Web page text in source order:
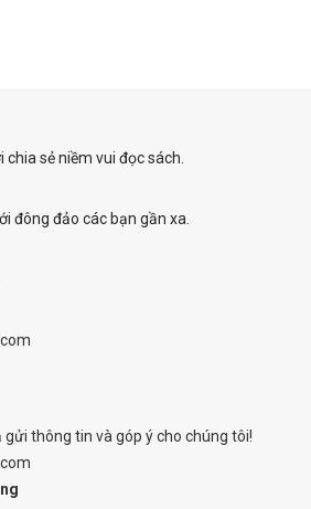
sẻ niềm vui đọc sách.
đông đảo các bạn gần xa.
gửi thông tin và góp ý cho chúng tôi!